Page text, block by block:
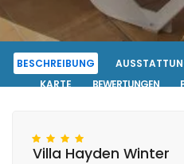
BESCHREIBUNG
KARTE
BEWERTUNGEN
Villa Hayden Winter